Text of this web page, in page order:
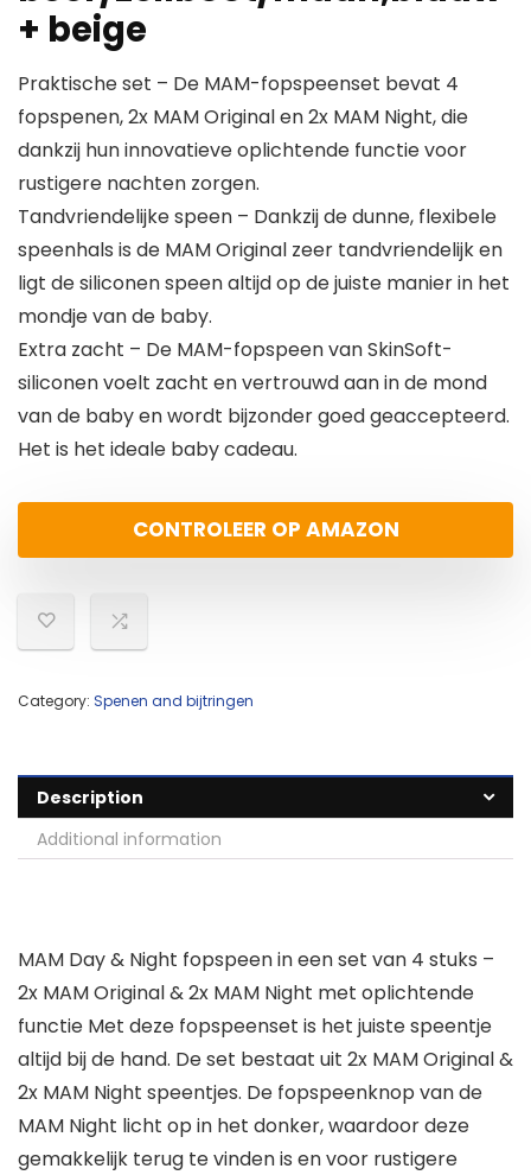
+ beige
Praktische set – De MAM-fopspeenset bevat 4
fopspenen, 2x MAM Original en 2x MAM Night, die
dankzij hun innovatieve oplichtende functie voor
rustigere nachten zorgen.
Tandvriendelijke speen – Dankzij de dunne, flexibele
speenhals is de MAM Original zeer tandvriendelijk en
ligt de siliconen speen altijd op de juiste manier in het
mondje van de baby.
Extra zacht – De MAM-fopspeen van SkinSoft-
siliconen voelt zacht en vertrouwd aan in de mond
van de baby en wordt bijzonder goed geaccepteerd.
Het is het ideale baby cadeau.
CONTROLEER OP AMAZON
Category: Spenen and bijtringen
Description
Additional information
MAM Day & Night fopspeen in een set van 4 stuks –
2x MAM Original & 2x MAM Night met oplichtende
functie Met deze fopspeenset is het juiste speentje
altijd bij de hand. De set bestaat uit 2x MAM Original &
2x MAM Night speentjes. De fopspeenknop van de
MAM Night licht op in het donker, waardoor deze
gemakkelijk terug te vinden is en voor rustigere